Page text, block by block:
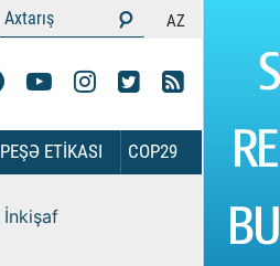
AZ
PEŞƏ ETİKASI COP29